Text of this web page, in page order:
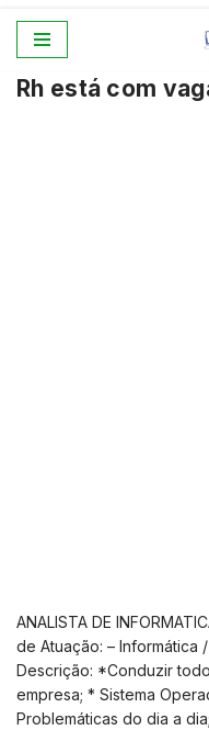
para
Rh está com
ANALISTA DE
de Atuação: – Informática
Descrição: *Conduzir
empresa; * Sistema
Problemáticas do dia a